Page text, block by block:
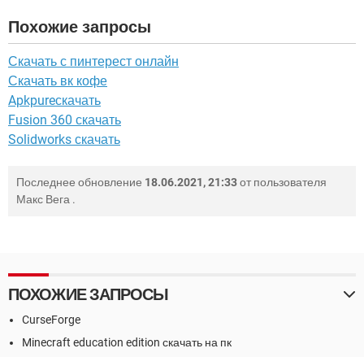
Похожие запросы
Скачать с пинтерест онлайн
Скачать вк кофе
Apkpureскачать
Fusion 360 скачать
Solidworks скачать
Последнее обновление 18.06.2021, 21:33от пользователя
Макс Вега .
ПОХОЖИЕ ЗАПРОСЫ
CurseForge
Minecraft education edition скачать на пк